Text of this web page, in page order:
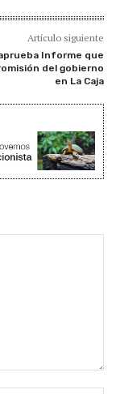
Artículo siguiente
Informe que
del gobierno
en La Caja